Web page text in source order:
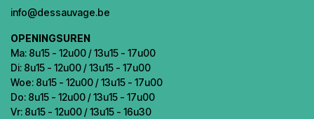
info@dessauvage.be
OPENINGSUREN
Ma: 8u15 - 12u00 / 13u15 - 17u00
Di: 8u15 - 12u00 / 13u15 - 17u00
Woe: 8u15 - 12u00 / 13u15 - 17u00
Do: 8u15 - 12u00 / 13u15 - 17u00
Vr: 8u15 - 12u00 / 13u15 - 16u30